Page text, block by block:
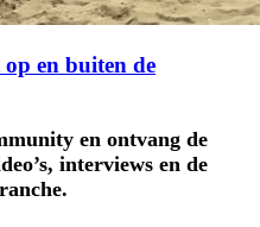
en buiten de
en ontvang de
interviews en de